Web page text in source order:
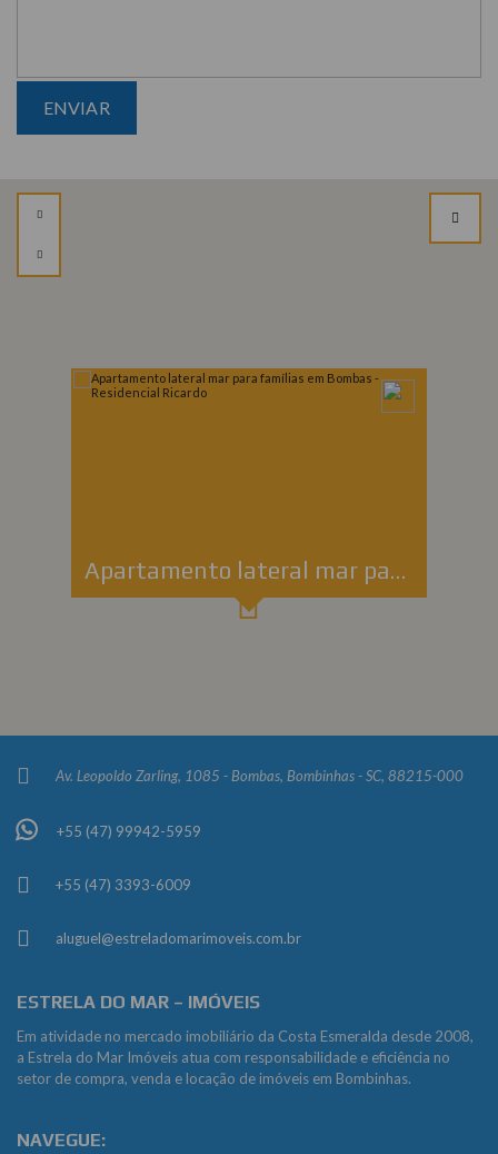
Apartamento lateral mar para famílias em Bombas - Residencial Ricardo
Av. Leopoldo Zarling, 1085 - Bombas, Bombinhas - SC, 88215-000
+55 (47) 99942-5959
+55 (47) 3393-6009
aluguel@estreladomarimoveis.com.br
ESTRELA DO MAR – IMÓVEIS
Em atividade no mercado imobiliário da Costa Esmeralda desde 2008,
a Estrela do Mar Imóveis atua com responsabilidade e eficiência no
setor de compra, venda e locação de imóveis em Bombinhas.
NAVEGUE: